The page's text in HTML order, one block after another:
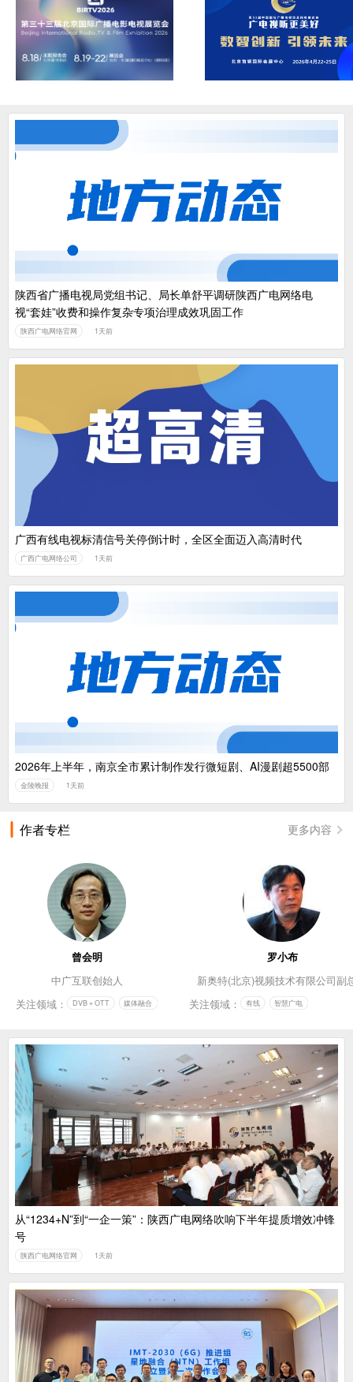
陕西省广播电视局党组书记、局长单舒平调研陕西广电网络电
视“套娃”收费和操作复杂专项治理成效巩固工作
陕西广电网络官网 1天前
广西有线电视标清信号关停倒计时，全区全面迈入高清时代
广西广电网络公司 1天前
2026年上半年，南京全市累计制作发行微短剧、AI漫剧超5500部
金陵晚报 1天前
作者专栏 更多内容
曾会明
中广互联创始人
关注领域：
DVB＋OTT 媒体融合
罗小布
新奥特(北京)视频技术有限公司副
关注领域：
有线 智慧广电
从“1234+N”到“一企一策”：陕西广电网络吹响下半年提质增效冲锋
号
陕西广电网络官网 1天前